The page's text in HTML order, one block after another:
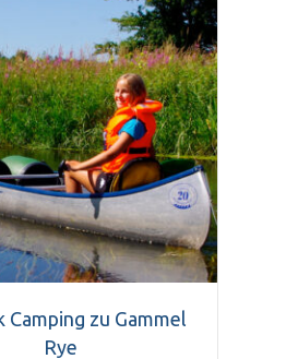
Camping zu Gammel
Rye